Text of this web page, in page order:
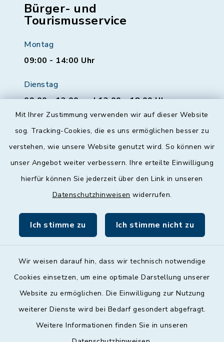
Mit Ihrer Zustimmung verwenden wir auf dieser Website
sog. Tracking-Cookies, die es uns ermöglichen besser zu
verstehen, wie unsere Website genutzt wird. So können wir
unser Angebot weiter verbessern. Ihre erteilte Einwilligung
hierfür können Sie jederzeit über den Link in unseren
Datenschutzhinweisen widerrufen.
Ich stimme zu Ich stimme nicht zu
Wir weisen darauf hin, dass wir technisch notwendige
Cookies einsetzen, um eine optimale Darstellung unserer
Website zu ermöglichen. Die Einwilligung zur Nutzung
weiterer Dienste wird bei Bedarf gesondert abgefragt.
Weitere Informationen finden Sie in unseren
Bürger- und
Tourismusservice
Montag
09:00 - 14:00 Uhr
Dienstag
09:00 - 12:00 und 13:00 - 18:00 Uhr
Donnerstag
09:00 - 12:00 und 13:00 - 18:00 Uhr
09:00 - 12:00 Uhr
Barrierefreiheit